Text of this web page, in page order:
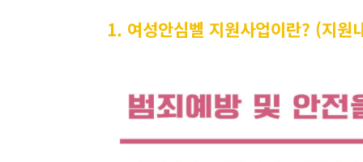
1. 여성안심벨 지원사업이란? (지원